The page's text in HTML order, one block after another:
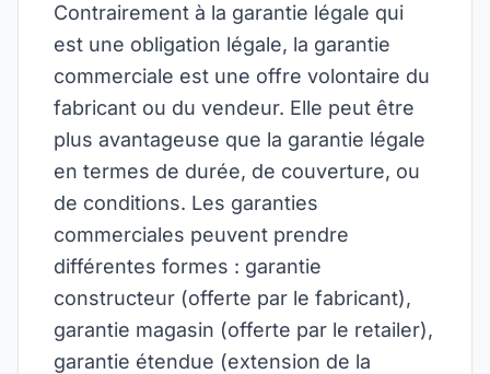
Contrairement à la garantie légale qui
est une obligation légale, la garantie
commerciale est une offre volontaire du
fabricant ou du vendeur. Elle peut être
plus avantageuse que la garantie légale
en termes de durée, de couverture, ou
de conditions. Les garanties
commerciales peuvent prendre
différentes formes : garantie
constructeur (offerte par le fabricant),
garantie magasin (offerte par le retailer),
garantie étendue (extension de la